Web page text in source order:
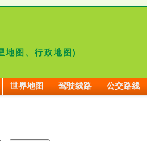
地图、行政地图)
世界地图 驾驶线路 公交路线